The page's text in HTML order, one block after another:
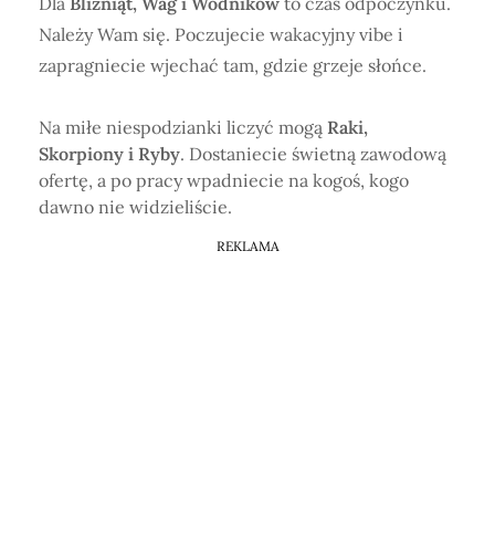
Należy Wam się. Poczujecie wakacyjny vibe i
zapragniecie wjechać tam, gdzie grzeje słońce.
Na miłe niespodzianki liczyć mogą Raki,
Skorpiony i Ryby. Dostaniecie świetną zawodową
ofertę, a po pracy wpadniecie na kogoś, kogo
dawno nie widzieliście.
REKLAMA